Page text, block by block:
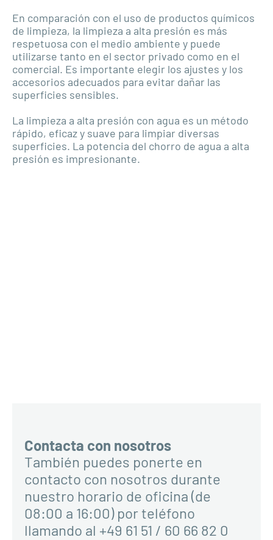
En comparación con el uso de productos químicos
de limpieza, la limpieza a alta presión es más
respetuosa con el medio ambiente y puede
utilizarse tanto en el sector privado como en el
comercial. Es importante elegir los ajustes y los
accesorios adecuados para evitar dañar las
superficies sensibles.
La limpieza a alta presión con agua es un método
rápido, eficaz y suave para limpiar diversas
superficies. La potencia del chorro de agua a alta
presión es impresionante.
Contacta con nosotros
También puedes ponerte en
contacto con nosotros durante
nuestro horario de oficina (de
08:00 a 16:00) por teléfono
llamando al +49 61 51 / 60 66 82 0